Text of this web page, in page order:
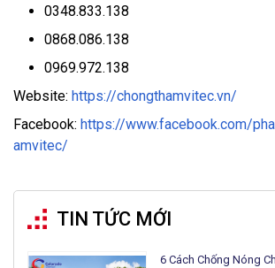
0348.833.138
0868.086.138
0969.972.138
Website: https://chongthamvitec.vn/
Facebook: https://www.facebook.com/
amvitec/
TIN TỨC MỚI
6 Cách Chống Nóng